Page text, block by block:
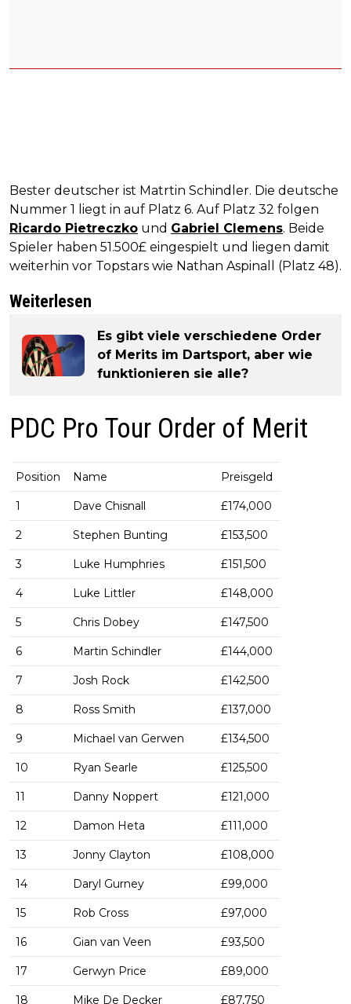
Bester deutscher ist Matrtin Schindler. Die deutsche
Nummer 1 liegt in auf Platz 6. Auf Platz 32 folgen
Ricardo Pietreczko und Gabriel Clemens. Beide
Spieler haben 51.500£ eingespielt und liegen damit
weiterhin vor Topstars wie Nathan Aspinall (Platz 48).
Weiterlesen
Es gibt viele verschiedene Order
of Merits im Dartsport, aber wie
funktionieren sie alle?
PDC Pro Tour Order of Merit
Position Name Preisgeld
1 Dave Chisnall £174,000
2 Stephen Bunting £153,500
3 Luke Humphries £151,500
4 Luke Littler £148,000
5 Chris Dobey £147,500
6 Martin Schindler £144,000
7 Josh Rock £142,500
8 Ross Smith £137,000
9 Michael van Gerwen £134,500
10 Ryan Searle £125,500
11 Danny Noppert £121,000
12 Damon Heta £111,000
13 Jonny Clayton £108,000
14 Daryl Gurney £99,000
15 Rob Cross £97,000
16 Gian van Veen £93,500
17 Gerwyn Price £89,000
18 Mike De Decker £87,750